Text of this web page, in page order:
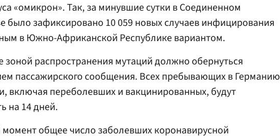
«омикрон». Так, за минувшие сутки в Соединенном
было зафиксировано 10 059 новых случаев инфицирования
в Южно-Африканской Республике вариантом.
зоной распространения мутаций должно обернуться
пассажирского сообщения. Всех пребывающих в Германию
включая переболевших и вакцинированных, будут
на 14 дней.
общее число заболевших коронавирусной